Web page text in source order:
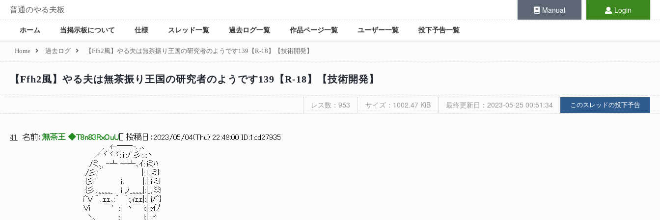
普通のやる夫板 Manual Login
ホーム 当掲示板について 仕様 スレッド一覧 過去ログ一覧 作品ページ一覧 ユーザー一覧 投下予告一覧
Home 過去ログ 【Ffh2風】やる夫は無茶振り王国の研究者のようです139【R-18】【技術開発】
【Ffh2風】やる夫は無茶振り王国の研究者のようです139【R-18】【技術開発】
レス数：953 サイズ：1002.47 KiB 最終更新日：2023-05-25 00:51:34 このスレッドの投下予告
41 名前： 無茶王 ◆T8n83RxOuU ] 投稿日： 2023/05/04(Thu) 22:48:00 ID:1cd27935
, ｨ-――-. .､
／ヾヾヾ::i::/ 彡:.::ヽ
/ミ､, -亠 --亠､ｲ::iミﾊ
/彡'´ |:.!､ミ}
{彡' ｉ: |:| i:ミ}
{彡､,,,,,,,,_ i ,ﾉ_,,,,,,,|:|_,iﾐﾐ!
i^Ｖ ｀､ｪｪ､:｀ ´:;ｨｪｪ|:| i/^}
Ｖｉ ￣' :i ヽ￣ i:| :ｲﾉ
ヽ、 ::ｉ_ l:| .r'